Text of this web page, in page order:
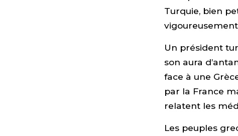
Turquie, bien
vigoureusement
Un président
son aura
face à une
par la France
relatent les
Les peuples